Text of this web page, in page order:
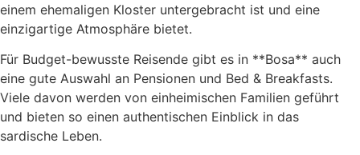
einem ehemaligen Kloster untergebracht ist und eine
einzigartige Atmosphäre bietet.
Für Budget-bewusste Reisende gibt es in **Bosa** auch
eine gute Auswahl an Pensionen und Bed & Breakfasts.
Viele davon werden von einheimischen Familien geführt
und bieten so einen authentischen Einblick in das
sardische Leben.